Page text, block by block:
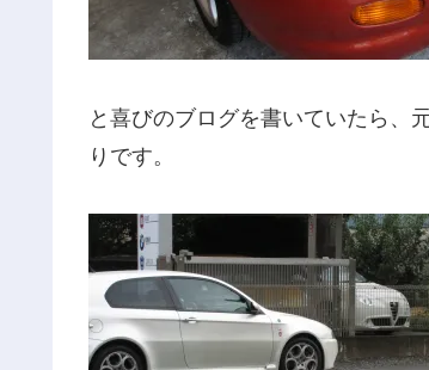
と喜びのブログを書いていたら
りです。